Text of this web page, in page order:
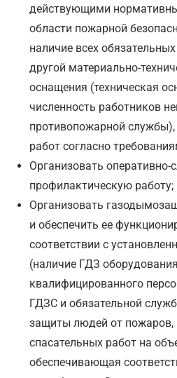
действующими
области пожарной
наличие всех
другой материально-
оснащения (техническая
численность работников
противопожарной
работ согласно
Организовать
профилактическую работу;
Организовать
и обеспечить ее
соответствии с
(наличие ГДЗ
квалифицированного
ГДЗС и обязательной
защиты людей от пожаров,
спасательных работ на
обеспечивающая